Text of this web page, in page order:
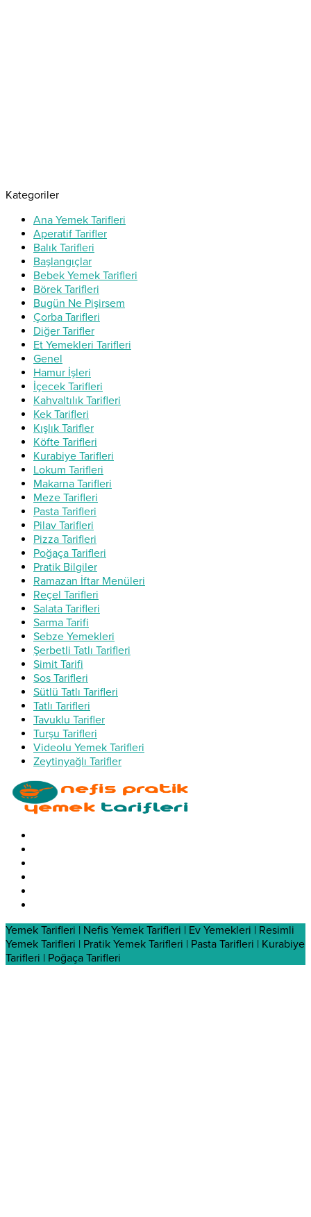
Kategoriler
Ana Yemek Tarifleri
Aperatif Tarifler
Balık Tarifleri
Başlangıçlar
Bebek Yemek Tarifleri
Börek Tarifleri
Bugün Ne Pişirsem
Çorba Tarifleri
Diğer Tarifler
Et Yemekleri Tarifleri
Genel
Hamur İşleri
İçecek Tarifleri
Kahvaltılık Tarifleri
Kek Tarifleri
Kışlık Tarifler
Köfte Tarifleri
Kurabiye Tarifleri
Lokum Tarifleri
Makarna Tarifleri
Meze Tarifleri
Pasta Tarifleri
Pilav Tarifleri
Pizza Tarifleri
Poğaça Tarifleri
Pratik Bilgiler
Ramazan İftar Menüleri
Reçel Tarifleri
Salata Tarifleri
Sarma Tarifi
Sebze Yemekleri
Şerbetli Tatlı Tarifleri
Simit Tarifi
Sos Tarifleri
Sütlü Tatlı Tarifleri
Tatlı Tarifleri
Tavuklu Tarifler
Turşu Tarifleri
Videolu Yemek Tarifleri
Zeytinyağlı Tarifler
Yemek Tarifleri | Nefis Yemek Tarifleri | Ev Yemekleri | Resimli
Yemek Tarifleri | Pratik Yemek Tarifleri | Pasta Tarifleri | Kurabiye
Tarifleri | Poğaça Tarifleri